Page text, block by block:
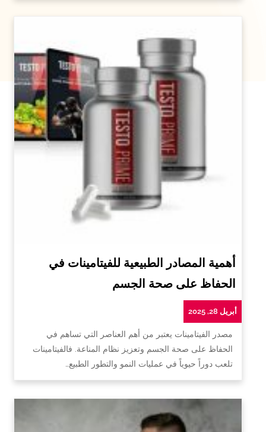
أهمية المصادر الطبيعية للفيتامينات في
الحفاظ على صحة الجسم
أبريل 28, 2025
مصدر الفيتامينات يعتبر من أهم العناصر التي تساهم في
الحفاظ على صحة الجسم وتعزيز نظام المناعة. فالفيتامينات
تلعب دوراً حيوياً في عمليات النمو والتطور الطبيع…